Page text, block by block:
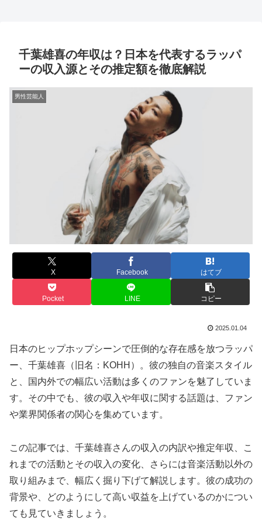
千葉雄喜の年収は？日本を代表するラッパ
ーの収入源とその推定額を徹底解説
男性芸能人
X Facebook はてブ
Pocket LINE コピー
2025.01.04
日本のヒップホップシーンで圧倒的な存在感を放つラッパ
ー、千葉雄喜（旧名：KOHH）。彼の独自の音楽スタイル
と、国内外での幅広い活動は多くのファンを魅了していま
す。その中でも、彼の収入や年収に関する話題は、ファン
や業界関係者の関心を集めています。
この記事では、千葉雄喜さんの収入の内訳や推定年収、こ
れまでの活動とその収入の変化、さらには音楽活動以外の
取り組みまで、幅広く掘り下げて解説します。彼の成功の
背景や、どのようにして高い収益を上げているのかについ
ても見ていきましょう。